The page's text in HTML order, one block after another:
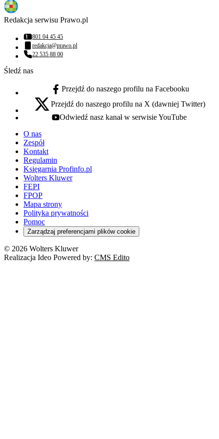
Redakcja serwisu Prawo.pl
Numer telefonu:
801 04 45 45
Adres email:
redakcja@prawo.pl
Numer telefonu:
22 535 88 00
Śledź nas
facebook - otwiera się w nowej karcie
Przejdź do naszego profilu na Facebooku
x - otwiera się w nowej karcie
Przejdź do naszego profilu na X (dawniej Twitter)
youtube - otwiera się w nowej karcie
Odwiedź nasz kanał w serwisie YouTube
O nas
Zespół
Kontakt
Regulamin
Księgarnia Profinfo.pl
Wolters Kluwer
FEPI
FPOP
Mapa strony
Polityka prywatności
Pomoc
Zarządzaj preferencjami plików cookie
© 2026 Wolters Kluwer
Realizacja Ideo Powered by: CMS Edito